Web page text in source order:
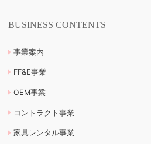
BUSINESS CONTENTS
事業案内
FF&E事業
OEM事業
コントラクト事業
家具レンタル事業